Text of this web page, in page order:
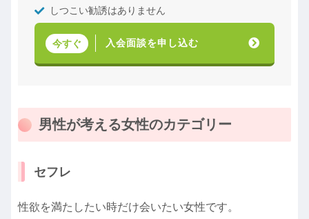
しつこい勧誘はありません
今すぐ 入会面談を申し込む
男性が考える女性のカテゴリー
セフレ
性欲を満たしたい時だけ会いたい女性です。